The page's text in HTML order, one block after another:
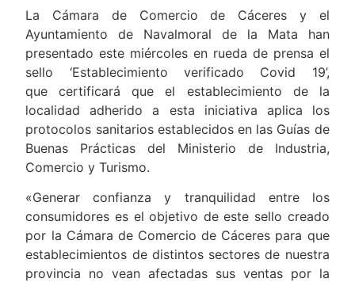
La Cámara de Comercio de Cáceres y el
Ayuntamiento de Navalmoral de la Mata han
presentado este miércoles en rueda de prensa el
sello ‘Establecimiento verificado Covid 19’,
que certificará que el establecimiento de la
localidad adherido a esta iniciativa aplica los
protocolos sanitarios establecidos en las Guías de
Buenas Prácticas del Ministerio de Industria,
Comercio y Turismo.
«Generar confianza y tranquilidad entre los
consumidores es el objetivo de este sello creado
por la Cámara de Comercio de Cáceres para que
establecimientos de distintos sectores de nuestra
provincia no vean afectadas sus ventas por la